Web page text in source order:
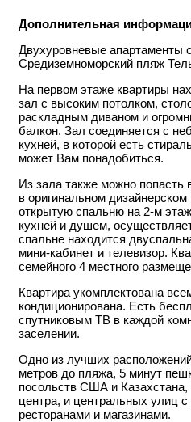
Дополнительная
Двухуровневые апартаменты
Средиземноморский пляж
На первом этаже квартиры
зал с высоким потолком,
раскладным диваном и
балкон. Зал соединяется с
кухней, в которой есть
может Вам понадобиться.
Из зала также можно
в оригинальном
открытую спальню на 2-м
кухней и душем,
спальне находится
мини-кабинет и телевизор.
семейного 4 местного
Квартира укомплектована
кондиционирована. Есть
спутниковым ТВ в каждой
заселении.
Одно из лучших
метров до пляжа, 5 минут
посольств США и Казахстана,
центра, и центральных улиц
ресторанами и магазинами.